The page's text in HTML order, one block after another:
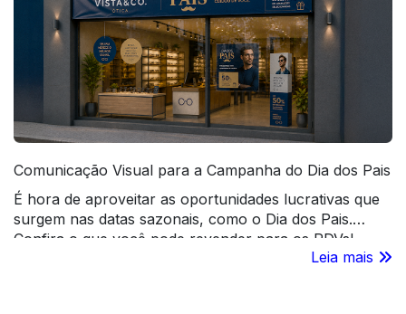
Comunicação Visual para a Campanha do Dia dos Pais
É hora de aproveitar as oportunidades lucrativas que
surgem nas datas sazonais, como o Dia dos Pais.
Confira o que você pode revender para os PDVs!
Leia mais